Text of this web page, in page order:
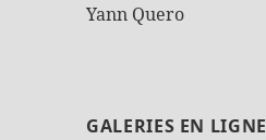
Yann Quero
GALERIES EN LIGNE